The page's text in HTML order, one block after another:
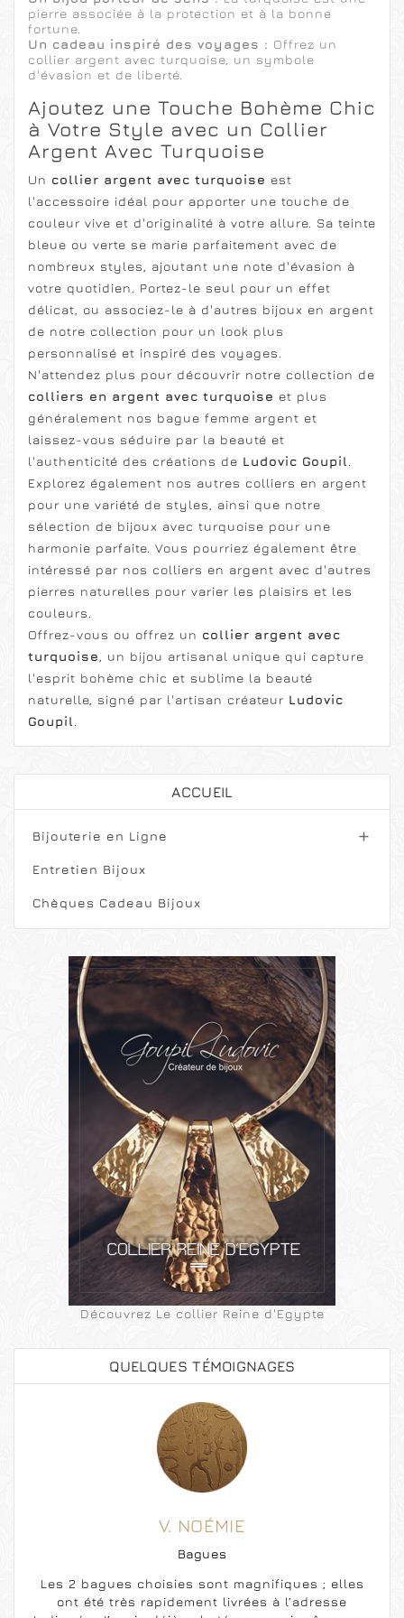
pierre associée à la protection et à la bonne
fortune.
Un cadeau inspiré des voyages : Offrez un
collier argent avec turquoise, un symbole
d'évasion et de liberté.
Ajoutez une Touche Bohème Chic
à Votre Style avec un Collier
Argent Avec Turquoise
Un collier argent avec turquoise est
l'accessoire idéal pour apporter une touche de
couleur vive et d'originalité à votre allure. Sa teinte
bleue ou verte se marie parfaitement avec de
nombreux styles, ajoutant une note d'évasion à
votre quotidien. Portez-le seul pour un effet
délicat, ou associez-le à d'autres bijoux en argent
de notre collection pour un look plus
personnalisé et inspiré des voyages.
N'attendez plus pour découvrir notre collection de
colliers en argent avec turquoise et plus
généralement nos bague femme argent et
laissez-vous séduire par la beauté et
l'authenticité des créations de Ludovic Goupil
Explorez également nos autres colliers en argent
pour une variété de styles, ainsi que notre
sélection de bijoux avec turquoise pour une
harmonie parfaite. Vous pourriez également être
intéressé par nos colliers en argent avec d'autres
pierres naturelles pour varier les plaisirs et les
couleurs.
Offrez-vous ou offrez un collier argent avec
turquoise
, un bijou artisanal unique qui capture
l'esprit bohème chic et sublime la beauté
naturelle, signé par l'artisan créateur Ludovic
Goupil
ACCUEIL
Bijouterie en Ligne 
Entretien Bijoux
Chèques Cadeau Bijoux
Découvrez Le collier Reine d'Egypte
QUELQUES TÉMOIGNAGES
V. NOÉMIE
Bagues
Les 2 bagues choisies sont magnifiques ; elles
ont été très rapidement livrées à l’adresse